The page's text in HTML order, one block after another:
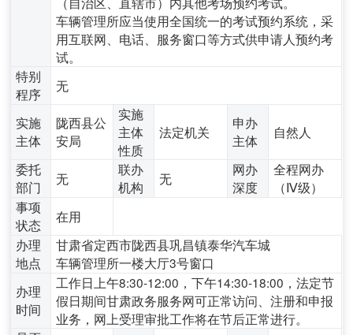
车辆管理所应当使用全国统一的考试预约系统，采
用互联网、电话、服务窗口等方式供申请人预约考
试。
特别
程序
无
实施
主体
陇西县公
安局
实施
主体
性质
法定机关
申办
主体
自然人
委托
部门
无
联办
机构
无
网办
深度
全程网办
（Ⅳ级）
事项
状态
在用
办理
地点
甘肃省定西市陇西县巩昌镇泰华汽车城
车辆管理所一楼大厅3号窗口
办理
时间
工作日上午8:30-12:00，下午14:30-18:00，法定节
假日期间甘肃政务服务网可正常访问、注册和申报
业务，网上受理审批工作将在节后正常进行。